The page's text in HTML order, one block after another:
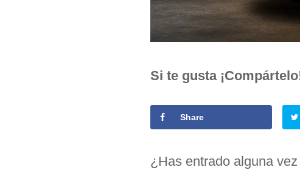
Si te gusta
Share
¿Has entrado alguna